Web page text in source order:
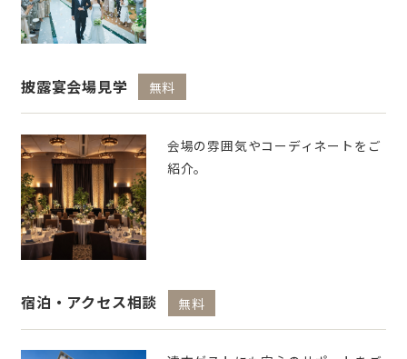
披露宴会場見学 無料
会場の雰囲気やコーディネートをご
紹介。
宿泊・アクセス相談 無料